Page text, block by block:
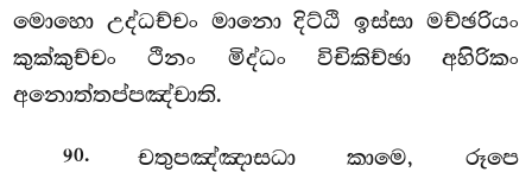
මොහො උද්ධච්චං මානො දිට්ඨි ඉස්සා මච්ඡරියං
කුක්කුච්චං ථිනං මිද්ධං විචිකිච්ඡා අහිරිකං
අනොත්තප්පඤ්චාති.
90. චතුපඤ්ඤාසධාකාමෙ, රූපෙ